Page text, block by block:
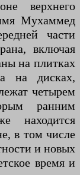
верхнего
Мухаммед
части
включая
на плитках
на дисках,
четырем
ранним
находится
в том числе
и новых
время и